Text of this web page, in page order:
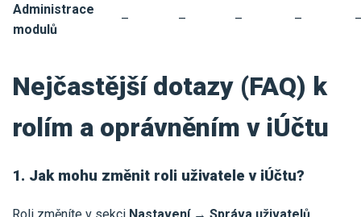
Administrace
modulů
– – – –
Nejčastější dotazy (FAQ) k
rolím a oprávněním v iÚčtu
1. Jak mohu změnit roli uživatele v iÚčtu?